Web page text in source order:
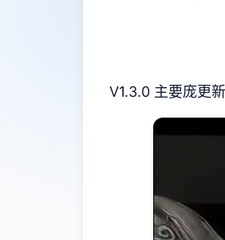
V1.3.0 主要庞更